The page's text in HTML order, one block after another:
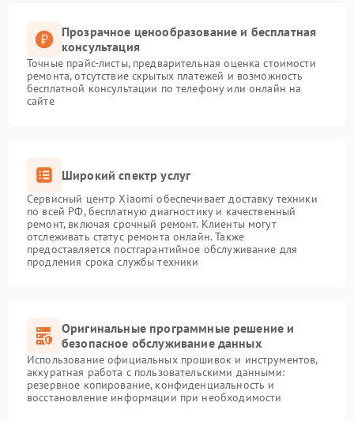
Прозрачное ценообразование и бесплатная
консультация
Точные прайс-листы, предварительная оценка стоимости
ремонта, отсутствие скрытых платежей и возможность
бесплатной консультации по телефону или онлайн на
сайте
Широкий спектр услуг
Сервисный центр Xiaomi обеспечивает доставку техники
по всей РФ, бесплатную диагностику и качественный
ремонт, включая срочный ремонт. Клиенты могут
отслеживать статус ремонта онлайн. Также
предоставляется постгарантийное обслуживание для
продления срока службы техники
Оригинальные программные решение и
безопасное обслуживание данных
Использование официальных прошивок и инструментов,
аккуратная работа с пользовательскими данными:
резервное копирование, конфиденциальность и
восстановление информации при необходимости